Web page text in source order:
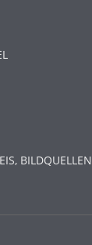
BILDQUELLEN